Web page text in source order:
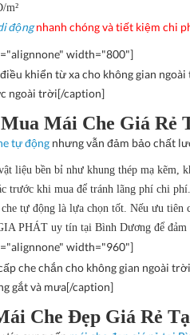
m²
động nhanh chóng và tiết kiệm chi
width="800"]
ngoài trời[/caption]
Mái Che Giá Rẻ
tự động nhưng vẫn đảm bảo chất
liệu bền bỉ như khung thép mạ kẽm,
trước khi mua để tránh lãng phí chi phí.
tự động là lựa chọn tốt. Nếu ưu
PHÁT uy tín tại Bình Dương để đảm
width="960"]
gắt và mưa[/caption]
Che Đẹp Giá Rẻ